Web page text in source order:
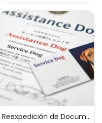
Reexpedición de Documentación para Perro de Asistencia